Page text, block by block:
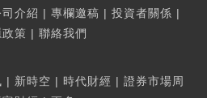
介紹 | 專欄邀稿 | 投資者關係 |
策 | 聯絡我們
| 新時空 | 時代財經 | 證券市場周